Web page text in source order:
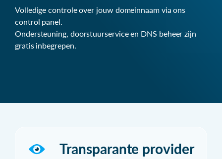
Volledige controle over jouw domeinnaam via ons
control panel.
Ondersteuning, doorstuurservice en DNS beheer zijn
gratis inbegrepen.
Transparante provider